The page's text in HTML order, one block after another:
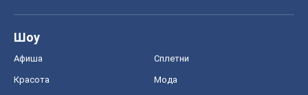
Шоу
Афиша Сплетни
Красота Мода